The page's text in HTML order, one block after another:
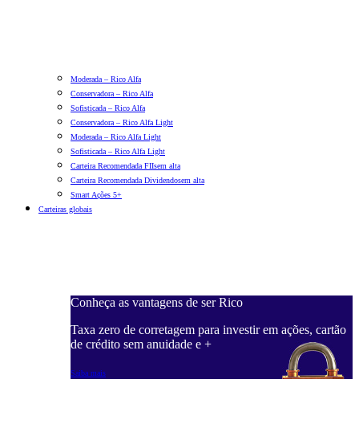
Moderada – Rico Alfa
Conservadora – Rico Alfa
Sofisticada – Rico Alfa
Conservadora – Rico Alfa Light
Moderada – Rico Alfa Light
Sofisticada – Rico Alfa Light
Carteira Recomendada FIIsem alta
Carteira Recomendada Dividendosem alta
Smart Ações 5+
Carteiras globais
Conheça as vantagens de ser Rico
Taxa zero de corretagem para investir em ações, cartão
de crédito sem anuidade e +
Saiba mais